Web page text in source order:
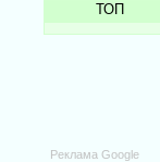
ТОП
Реклама Google